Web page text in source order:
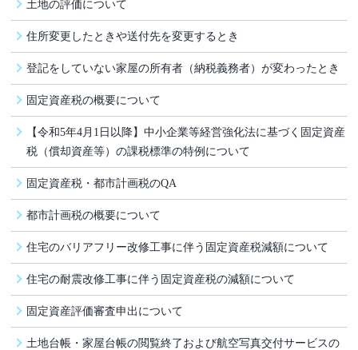
土地の評価について
住所変更したときや送付先を変更するとき
登記をしていない家屋の所有者（納税義務者）が変わったとき
固定資産税の概要について
【令和5年4月1日以降】中小企業等経営強化法に基づく固定資産
税（償却資産等）の課税標準の特例について
固定資産税・都市計画税のQA
都市計画税の概要について
住宅のバリアフリー改修工事に伴う固定資産税減額について
住宅の耐震改修工事に伴う固定資産税の減額について
固定資産評価審査申出について
土地台帳・家屋台帳の閲覧終了および航空写真交付サービスの